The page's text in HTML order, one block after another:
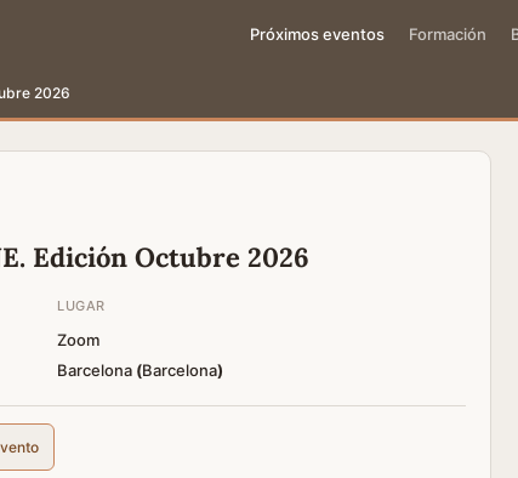
Próximos eventos Formación
2026
Edición Octubre 2026
LUGAR
Zoom
Barcelona (Barcelona)